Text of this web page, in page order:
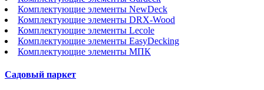
Комплектующие элементы NewDeck
Комплектующие элементы DRX-Wood
Комплектующие элементы Lecole
Комплектующие элементы EasyDecking
Комплектующие элементы МПК
Садовый паркет